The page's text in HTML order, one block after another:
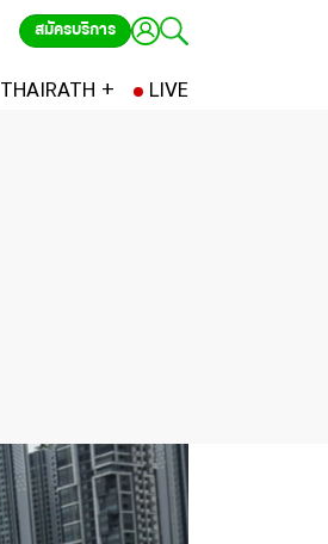
สมัครบริการ
THAIRATH + LIVE